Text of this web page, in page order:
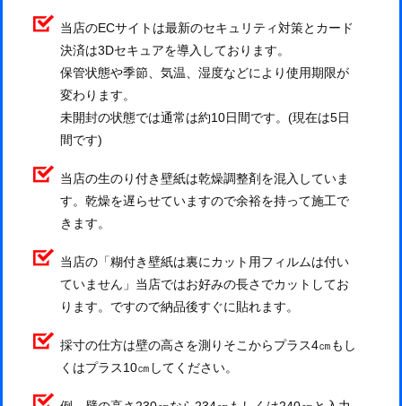
当店のECサイトは最新のセキュリティ対策とカード
決済は3Dセキュアを導入しております。
保管状態や季節、気温、湿度などにより使用期限が
変わります。
未開封の状態では通常は約10日間です。(現在は5日
間です)
当店の生のり付き壁紙は乾燥調整剤を混入していま
す。乾燥を遅らせていますので余裕を持って施工で
きます。
当店の「糊付き壁紙は裏にカット用フィルムは付い
ていません」当店ではお好みの長さでカットしてお
ります。ですので納品後すぐに貼れます。
採寸の仕方は壁の高さを測りそこからプラス4㎝もし
くはプラス10㎝してください。